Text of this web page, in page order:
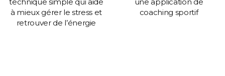
à mieux gérer le stress et
retrouver de l’énergie
coaching sportif